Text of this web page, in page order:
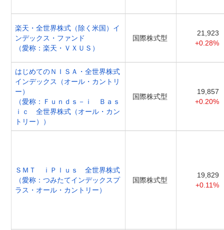
楽天・全世界株式（除く米国）イ
ンデックス・ファンド
（愛称：楽天・ＶＸＵＳ）
国際株式型
21,923
+0.28%
はじめてのＮＩＳＡ・全世界株式
インデックス（オール・カントリ
ー）
（愛称：Ｆｕｎｄｓ－ｉ Ｂａｓ
ｉｃ 全世界株式（オール・カン
トリー））
国際株式型
19,857
+0.20%
ＳＭＴ ｉＰｌｕｓ 全世界株式
（愛称：つみたてインデックスプ
ラス・オール・カントリー）
国際株式型
19,829
+0.11%